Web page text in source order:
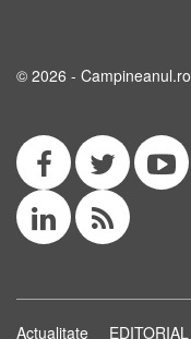
© 2026 - Campineanul.ro
Actualitate EDITORIAL